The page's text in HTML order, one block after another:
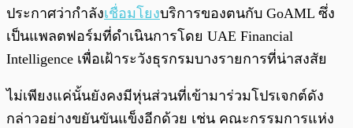
ประกาศว่ากำลังเชื่อมโยงบริการของตนกับ GoAML ซึ่ง
เป็นแพลตฟอร์มที่ดำเนินการโดย UAE Financial
Intelligence เพื่อเฝ้าระวังธุรกรมบางรายการที่น่าสงสัย
ไม่เพียงแค่นั้นยังคงมีหุ่นส่วนที่เข้ามาร่วมโปรเจกต์ดัง
กล่าวอย่างขยันขันแข็งอีกด้วย เช่น คณะกรรมการแห่ง